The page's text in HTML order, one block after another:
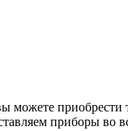
приборы во